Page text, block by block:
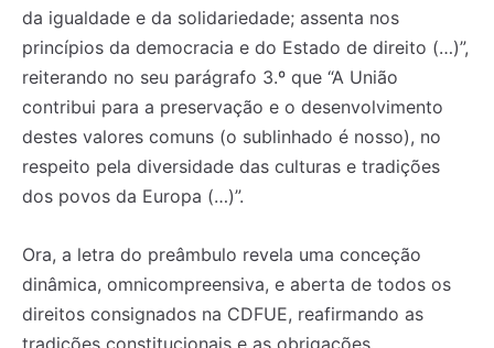
da igualdade e da solidariedade; assenta nos
princípios da democracia e do Estado de direito (…)”,
reiterando no seu parágrafo 3.º que “A União
contribui para a preservação e o desenvolvimento
destes valores comuns (o sublinhado é nosso), no
respeito pela diversidade das culturas e tradições
dos povos da Europa (…)”.
Ora, a letra do preâmbulo revela uma conceção
dinâmica, omnicompreensiva, e aberta de todos os
direitos consignados na CDFUE, reafirmando as
tradições constitucionais e as obrigações